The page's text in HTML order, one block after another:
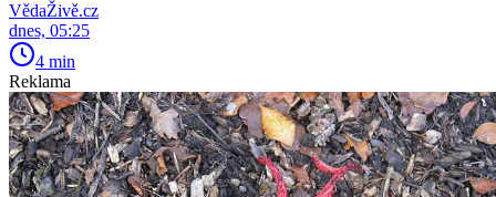
VědaŽivě.cz
dnes, 05:25
4 min
Reklama